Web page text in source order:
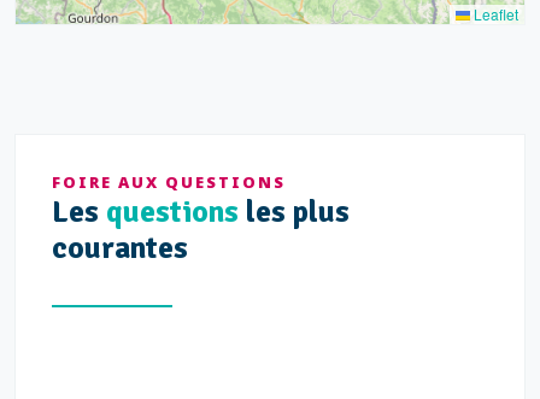
Leaflet
FOIRE AUX QUESTIONS
Les questions les plus
courantes